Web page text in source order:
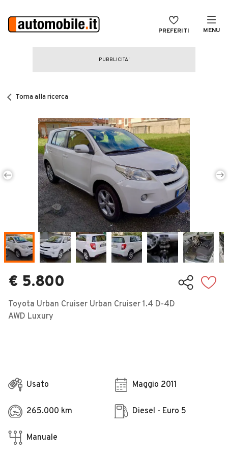
PREFERITI MENU
CERCA
Auto Nuove
Noleggio a lungo termine
Auto d'epoca
Moto
Camper
Veicoli Commerciali
Concessionari
Torna alla ricerca
€ 5.800
Toyota Urban Cruiser Urban Cruiser 1.4 D-4D
AWD Luxury
Usato Maggio 2011
265.000 km Diesel - Euro 5
Manuale